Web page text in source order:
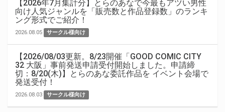
【2026年7月集計分】とらのあなで今最もアツい男性
向け人気ジャンルを「販売数と作品登録数」のランキ
ング形式でご紹介！
2026.08.05 サークル様向け
【2026/08/03更新。8/23開催「GOOD COMIC CITY
32 大阪」事前発送申請受付開始しました。申請締
切：8/20(木)】とらのあな委託作品を イベント会場で
発送受付！
2026.08.03 サークル様向け